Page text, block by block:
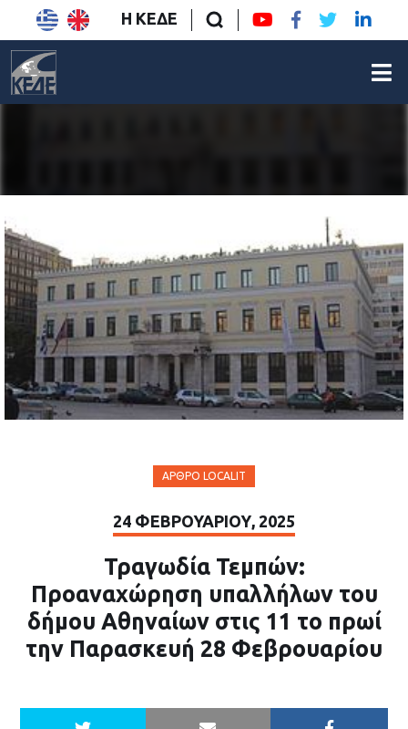
Η ΚΕΔΕ
ΆΡΘΡΟ LOCALIT
24 ΦΕΒΡΟΥΑΡΊΟΥ, 2025
Τραγωδία Τεμπών:
Προαναχώρηση υπαλλήλων του
δήμου Αθηναίων στις 11 το πρωί
την Παρασκευή 28 Φεβρουαρίου